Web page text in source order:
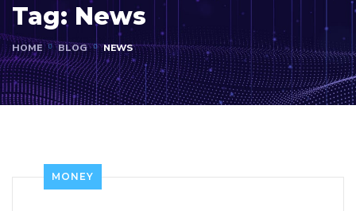
Tag: News
HOME BLOG NEWS
MONEY